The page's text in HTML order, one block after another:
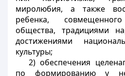
миролюбия, а также
ребенка,
общества, традициями
достижениями
культуры;
2) обеспечения
по формированию у